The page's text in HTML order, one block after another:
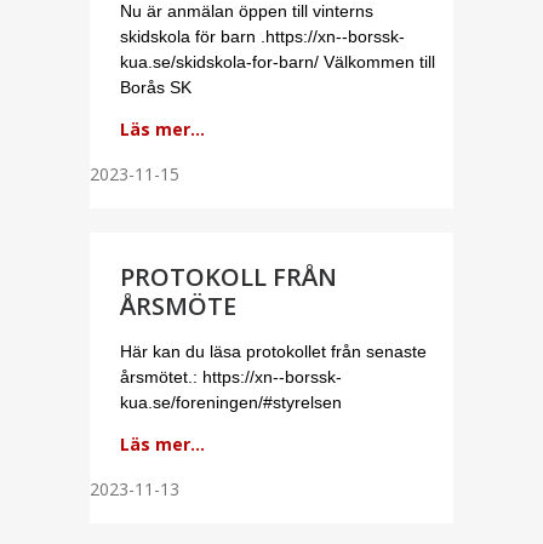
Nu är anmälan öppen till vinterns
skidskola för barn .https://xn--borssk-
kua.se/skidskola-for-barn/ Välkommen till
Borås SK
Läs mer...
2023-11-15
PROTOKOLL FRÅN
ÅRSMÖTE
Här kan du läsa protokollet från senaste
årsmötet.: https://xn--borssk-
kua.se/foreningen/#styrelsen
Läs mer...
2023-11-13